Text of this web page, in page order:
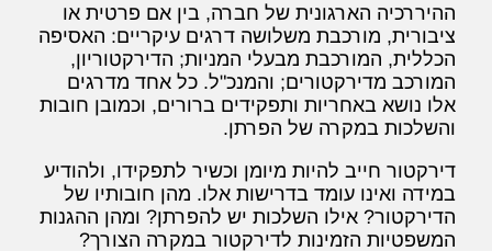
ההיררכיה הארגונית של חברה, בין אם פרטית או
ציבורית, מורכבת משלושה דרגים עיקריים: האסיפה
הכללית, המורכבת מבעלי המניות; הדירקטוריון,
המורכב מדירקטורים; והמנכ"ל. כל אחד מדרגים
אלו נושא באחריות ותפקידים ברורים, וכמובן חובות
והשלכות במקרה של הפרתן.
דירקטור חייב להיות מיומן וכשיר לתפקידו, ולהודיע
במידה ואינו עומד בדרישות אלו. מהן חובותיו של
הדירקטור? אילו השלכות יש להפרתן? ומהן ההגנות
המשפטיות הזמינות לדירקטור במקרה הצורך?